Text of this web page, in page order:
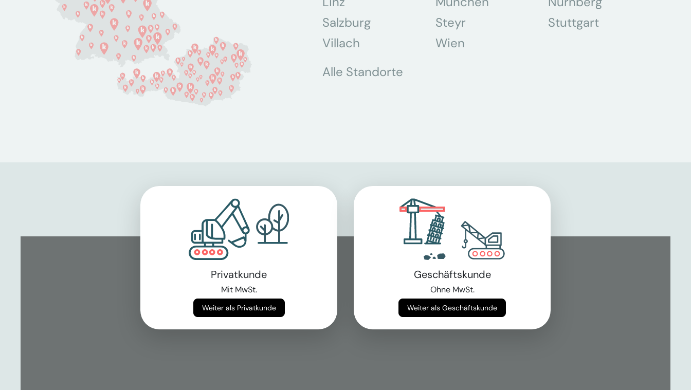
Salzburg
Steyr
Stuttgart
Villach
Wien
Alle Standorte
Privatkunde
Mit MwSt.
Weiter als Privatkunde
Geschäftskunde
Ohne MwSt.
Weiter als Geschäftskunde